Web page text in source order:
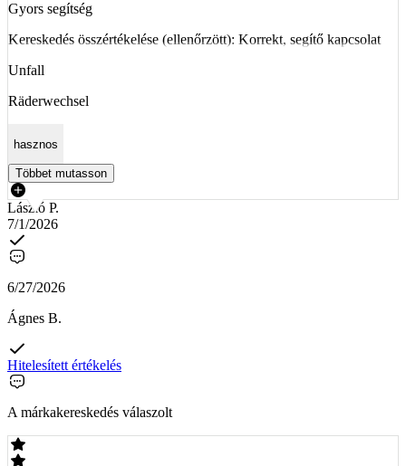
Gyors segítség
Kereskedés összértékelése (ellenőrzött): Korrekt, segítő kapcsolat
Unfall
Räderwechsel
hasznos
Többet mutasson
László P.
7/1/2026
6/27/2026
Ágnes B.
Hitelesített értékelés
A márkakereskedés válaszolt